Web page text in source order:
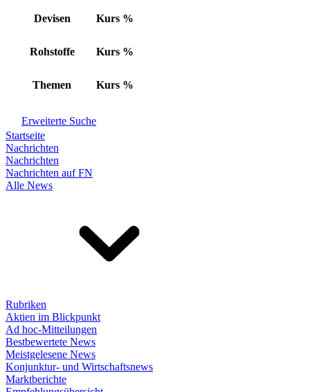
Devisen Kurs %
Rohstoffe Kurs %
Themen Kurs %
Erweiterte Suche
Startseite
Nachrichten
Nachrichten
Nachrichten auf FN
Alle News
Rubriken
Aktien im Blickpunkt
Ad hoc-Mitteilungen
Bestbewertete News
Meistgelesene News
Konjunktur- und Wirtschaftsnews
Marktberichte